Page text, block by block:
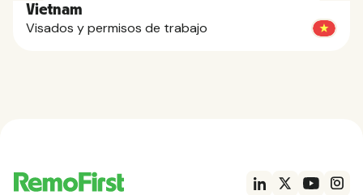
Vietnam
Visados y permisos de trabajo